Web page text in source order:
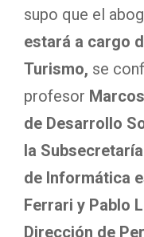
supo que el
estará a cargo
Turismo, se
profesor
de Desarrollo
la
de Informática
Ferrari y Pablo
Dirección de